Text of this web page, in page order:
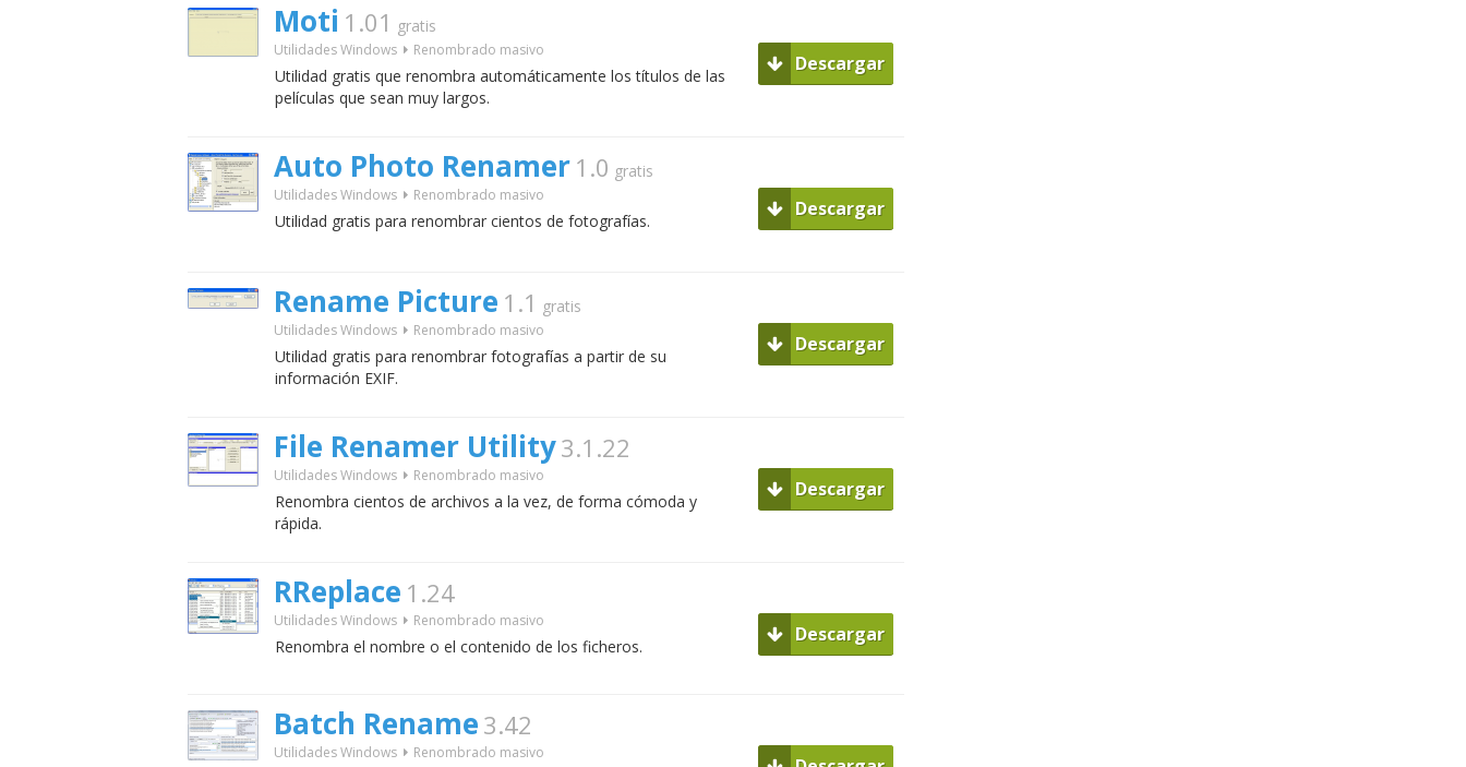
Moti 1.01 gratis
Utilidades Windows Renombrado masivo
Utilidad gratis que renombra automáticamente los títulos de las
películas que sean muy largos.
Descargar
Auto Photo Renamer 1.0 gratis
Utilidades Windows Renombrado masivo
Utilidad gratis para renombrar cientos de fotografías.
Descargar
Rename Picture 1.1 gratis
Utilidades Windows Renombrado masivo
Utilidad gratis para renombrar fotografías a partir de su
información EXIF.
Descargar
File Renamer Utility3.1.22
Utilidades Windows Renombrado masivo
Renombra cientos de archivos a la vez, de forma cómoda y
rápida.
Descargar
RReplace 1.24
Utilidades Windows Renombrado masivo
Renombra el nombre o el contenido de los ficheros.
Descargar
Batch Rename 3.42
Utilidades Windows Renombrado masivo